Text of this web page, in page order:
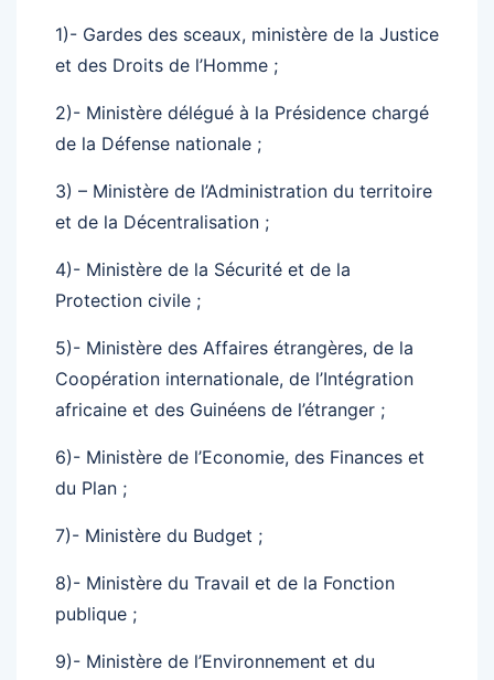
1)- Gardes des sceaux, ministère de la Justice
et des Droits de l’Homme ;
2)- Ministère délégué à la Présidence chargé
de la Défense nationale ;
3) – Ministère de l’Administration du territoire
et de la Décentralisation ;
4)- Ministère de la Sécurité et de la
Protection civile ;
5)- Ministère des Affaires étrangères, de la
Coopération internationale, de l’Intégration
africaine et des Guinéens de l’étranger ;
6)- Ministère de l’Economie, des Finances et
du Plan ;
7)- Ministère du Budget ;
8)- Ministère du Travail et de la Fonction
publique ;
9)- Ministère de l’Environnement et du